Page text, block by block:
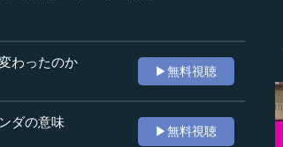
わったのか
▶無料視聴
ダの意味
▶無料視聴